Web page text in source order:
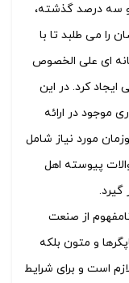
سه درصد گذشته،
را می طلبد تا با
ای علی الخصوص
کرد. در این
موجود در ارائه
مورد نیاز شامل
پیوسته اهل
گیرد.
از صنعت
و متون بلکه
است و برای شرایط